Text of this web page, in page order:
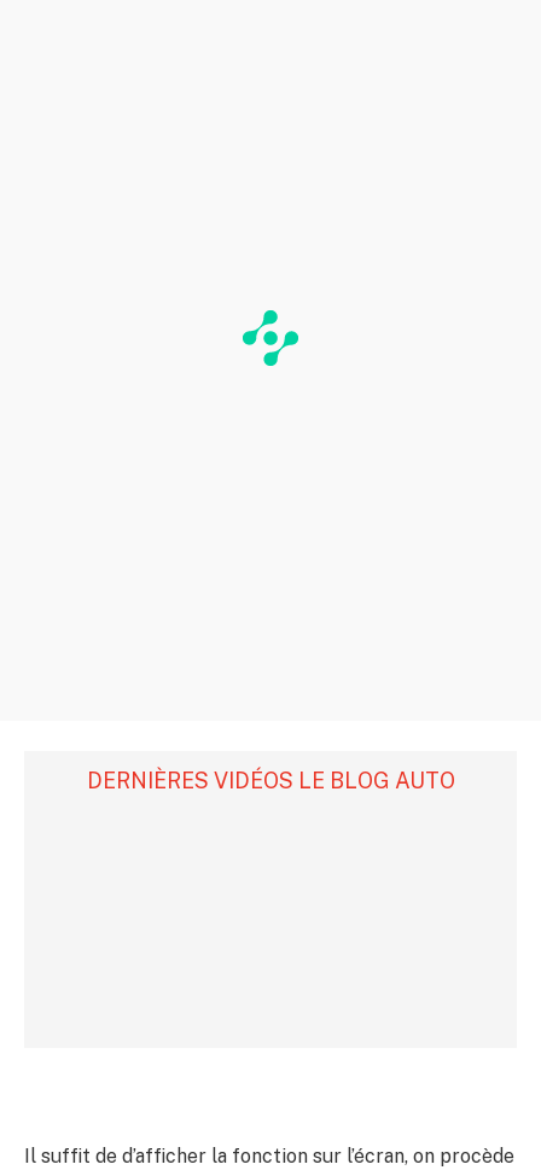
DERNIÈRES VIDÉOS LE BLOG AUTO
Il suffit de d’afficher la fonction sur l’écran, on procède